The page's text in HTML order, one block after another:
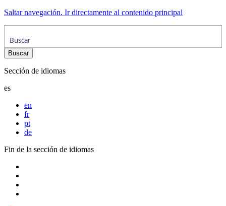
Saltar navegación. Ir directamente al contenido principal
Sección de idiomas
es
en
fr
pt
de
Fin de la sección de idiomas